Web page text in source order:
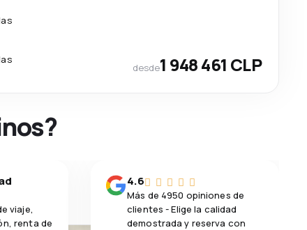
desde1 948 461 CLP
viaje,
renta de
4.6
Más de 4950 opiniones de
clientes - Elige la calidad
demostrada y reserva con